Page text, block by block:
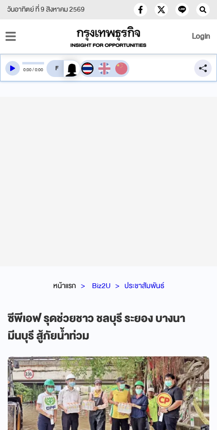
วันอาทิตย์ ที่ 9 สิงหาคม 2569
Login
หน้าแรก Biz2U ประชาสัมพันธ์
ซีพีเอฟ รุดช่วยชาว ชลบุรี ระยอง บางนา
มีนบุรี สู้ภัยน้ำท่วม
0:00/0:00 สลับเสียงอ่าน